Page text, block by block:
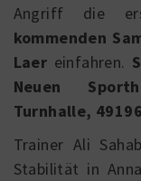
Angriff die
kommenden
Laer einfahren.
Neuen
Turnhalle,
Trainer Ali
Stabilität in